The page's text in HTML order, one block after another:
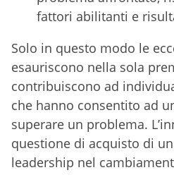
fattori abilitanti e
Solo in questo modo le
esauriscono nella sola
contribuiscono ad
che hanno consentito ad
superare un problema.
questione di acquisto di
leadership nel